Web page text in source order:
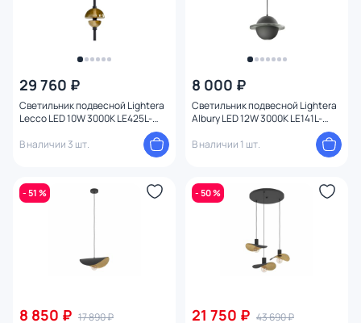
29 760 ₽
Светильник подвесной Lightera
Lecco LED 10W 3000К LE425L-
В наличии 3 шт.
8 000 ₽
Светильник подвесной Lightera
Albury LED 12W 3000К LE141L-
В наличии 1 шт.
- 51 %
8 850 ₽ 17 890 ₽
- 50 %
21 750 ₽ 43 690 ₽